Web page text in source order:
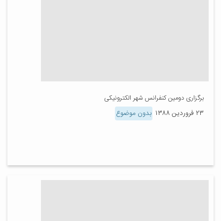
برگزاری دومین کنفرانس شهر الکترونیکی
۲۳ فروردین ۱۳۸۸ بدون موضوع